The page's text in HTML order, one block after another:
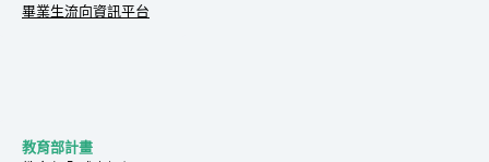
畢業生流向資訊平台
教育部計畫